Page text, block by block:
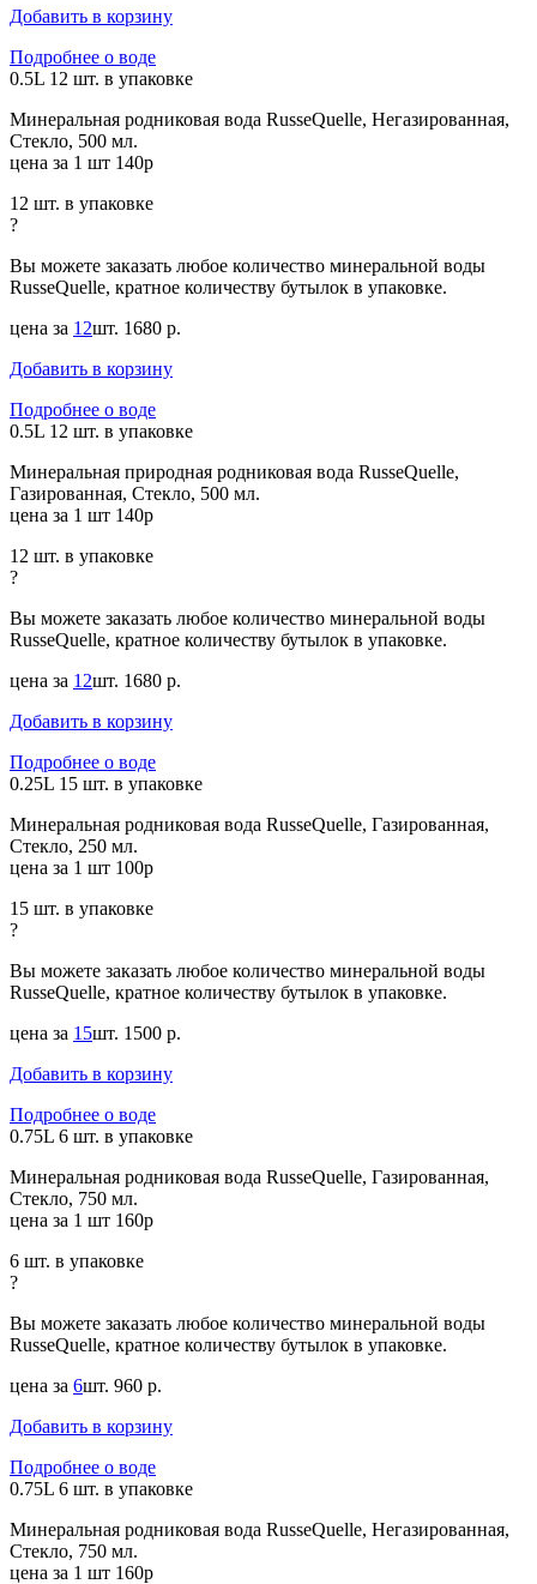
Добавить в корзину
Подробнее о воде
0.5L 12 шт. в упаковке
Минеральная родниковая вода RusseQuelle, Негазированная,
Стекло, 500 мл.
цена за 1 шт 140р
12 шт. в упаковке
?
Вы можете заказать любое количество минеральной воды
RusseQuelle, кратное количеству бутылок в упаковке.
цена за 12шт. 1680 р.
Добавить в корзину
Подробнее о воде
0.5L 12 шт. в упаковке
Минеральная природная родниковая вода RusseQuelle,
Газированная, Стекло, 500 мл.
цена за 1 шт 140р
12 шт. в упаковке
?
Вы можете заказать любое количество минеральной воды
RusseQuelle, кратное количеству бутылок в упаковке.
цена за 12шт. 1680 р.
Добавить в корзину
Подробнее о воде
0.25L 15 шт. в упаковке
Минеральная родниковая вода RusseQuelle, Газированная,
Стекло, 250 мл.
цена за 1 шт 100р
15 шт. в упаковке
?
Вы можете заказать любое количество минеральной воды
RusseQuelle, кратное количеству бутылок в упаковке.
цена за 15шт. 1500 р.
Добавить в корзину
Подробнее о воде
0.75L 6 шт. в упаковке
Минеральная родниковая вода RusseQuelle, Газированная,
Стекло, 750 мл.
цена за 1 шт 160р
6 шт. в упаковке
?
Вы можете заказать любое количество минеральной воды
RusseQuelle, кратное количеству бутылок в упаковке.
цена за 6шт. 960 р.
Добавить в корзину
Подробнее о воде
0.75L 6 шт. в упаковке
Минеральная родниковая вода RusseQuelle, Негазированная,
Стекло, 750 мл.
цена за 1 шт 160р